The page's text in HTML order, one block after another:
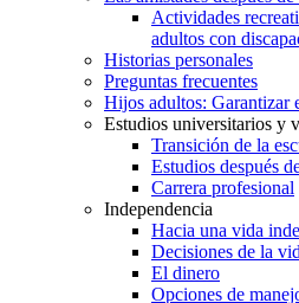
Actividades
adultos con
Historias personales
Preguntas frecuentes
Hijos adultos: Garantizar
Estudios universitarios y
Transición de la
Estudios después
Carrera profesional
Independencia
Hacia una vida
Decisiones de la
El dinero
Opciones de